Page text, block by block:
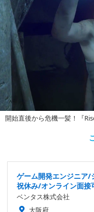
開始直後から危機一髪！『
ゲーム開発エンジニア
祝休み/オンライン面接
ベンタス株式会社
大阪府